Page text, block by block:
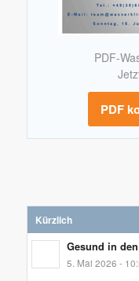
PDF-
PDF
Kürzlich
Gesund in
5. Mai 2026 -